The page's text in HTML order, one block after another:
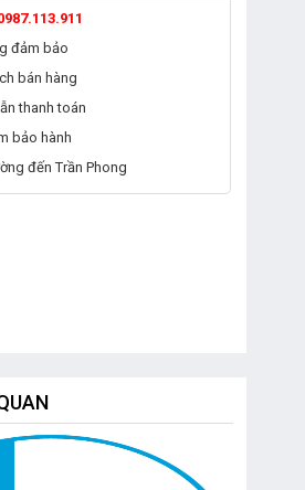
đảm bảo
bán hàng
thanh toán
bảo hành
đến Trần Phong